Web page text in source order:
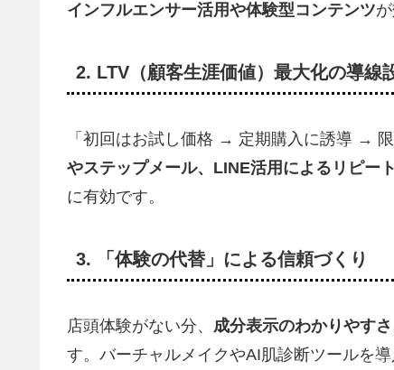
インフルエンサー活用や体験型コンテンツ
2. LTV（顧客生涯価値）最大化の導線
「初回はお試し価格 → 定期購入に誘導 →
やステップメール、LINE活用によるリピー
に有効です。
3. 「体験の代替」による信頼づくり
店頭体験がない分、 成分表示のわかりやす
す。バーチャルメイクやAI肌診断ツールを